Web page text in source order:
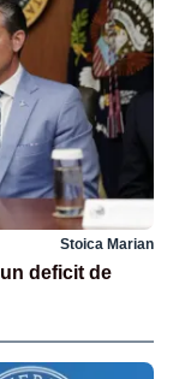
Stoica Marian
deficit de